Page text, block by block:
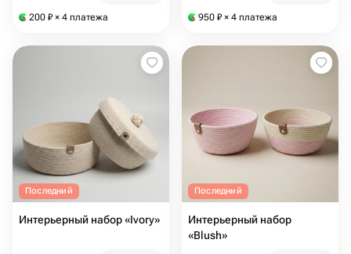
200 ₽ × 4 платежа 950 ₽ × 4 платежа
Последний
Интерьерный набор «Ivory»
Последний
Интерьерный набор
«Blush»